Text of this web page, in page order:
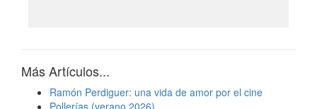
Más Artículos...
Ramón Perdiguer: una vida de amor por el cine